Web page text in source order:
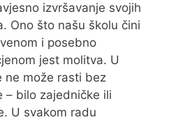
izvršavanje svojih
Ono što našu školu čini
i posebno
jest molitva. U
ne može rasti bez
– bilo zajedničke ili
U svakom radu